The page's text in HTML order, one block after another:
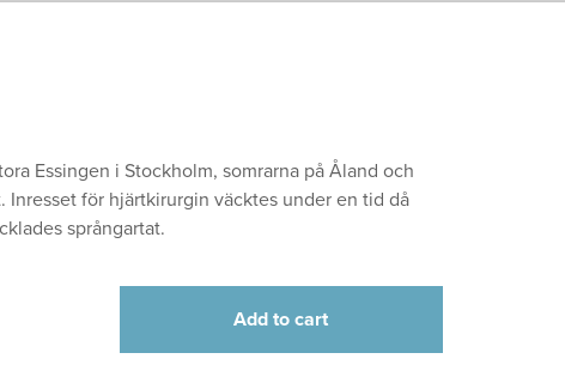
Essingen i Stockholm, somrarna på Åland och
för hjärtkirurgin väcktes under en tid då
språngartat.
Add to cart